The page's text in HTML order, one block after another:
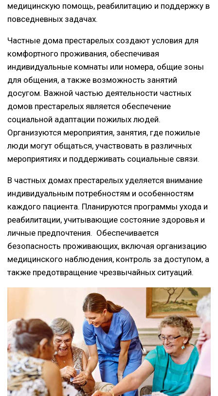
медицинскую помощь, реабилитацию и поддержку в
повседневных задачах.
Частные дома престарелых создают условия для
комфортного проживания, обеспечивая
индивидуальные комнаты или номера, общие зоны
для общения, а также возможность занятий
досугом. Важной частью деятельности частных
домов престарелых является обеспечение
социальной адаптации пожилых людей.
Организуются мероприятия, занятия, где пожилые
люди могут общаться, участвовать в различных
мероприятиях и поддерживать социальные связи.
В частных домах престарелых уделяется внимание
индивидуальным потребностям и особенностям
каждого пациента. Планируются программы ухода и
реабилитации, учитывающие состояние здоровья и
личные предпочтения. Обеспечивается
безопасность проживающих, включая организацию
медицинского наблюдения, контроль за доступом, а
также предотвращение чрезвычайных ситуаций.